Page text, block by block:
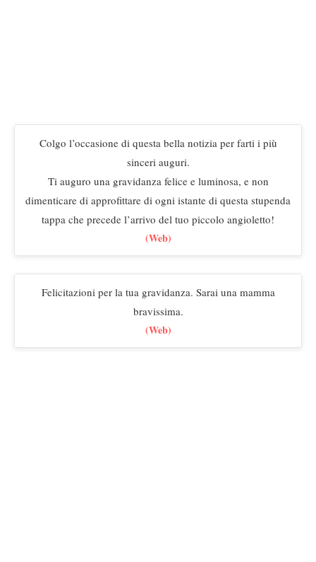
Colgo l’occasione di questa bella notizia per farti i più
sinceri auguri.
Ti auguro una gravidanza felice e luminosa, e non
dimenticare di approfittare di ogni istante di questa stupenda
tappa che precede l’arrivo del tuo piccolo angioletto!
(Web)
Felicitazioni per la tua gravidanza. Sarai una mamma
bravissima.
(Web)